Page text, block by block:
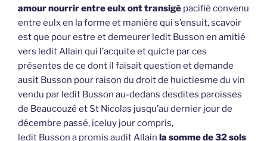
amour nourrir entre eulx ont transigé pacifié convenu
entre eulx en la forme et manière qui s’ensuit, scavoir
est que pour estre et demeurer ledit Busson en amitié
vers ledit Allain qui l’acquite et quicte par ces
présentes de ce dont il faisait question et demande
ausit Busson pour raison du droit de huictiesme du vin
vendu par ledit Busson au-dedans desdites paroisses
de Beaucouzé et St Nicolas jusqu’au dernier jour de
décembre passé, iceluy jour compris,
ledit Busson a promis audit Allain la somme de 32 sols